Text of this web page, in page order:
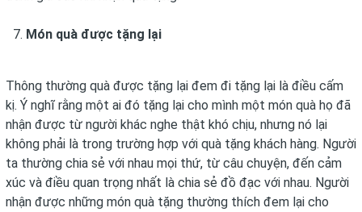
Món quà được tặng lại
Thông thường quà được tặng lại đem đi tặng lại là điều cấm
kị. Ý nghĩ rằng một ai đó tặng lại cho mình một món quà họ đã
nhận được từ người khác nghe thật khó chịu, nhưng nó lại
không phải là trong trường hợp với quà tặng khách hàng. Người
ta thường chia sẻ với nhau mọi thứ, từ câu chuyện, đến cảm
xúc và điều quan trọng nhất là chia sẻ đồ đạc với nhau. Người
nhận được những món quà tặng thường thích đem lại cho